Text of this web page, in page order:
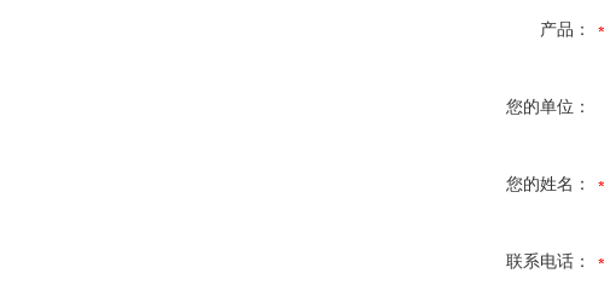
产品：
您的单位：
您的姓名：
联系电话：